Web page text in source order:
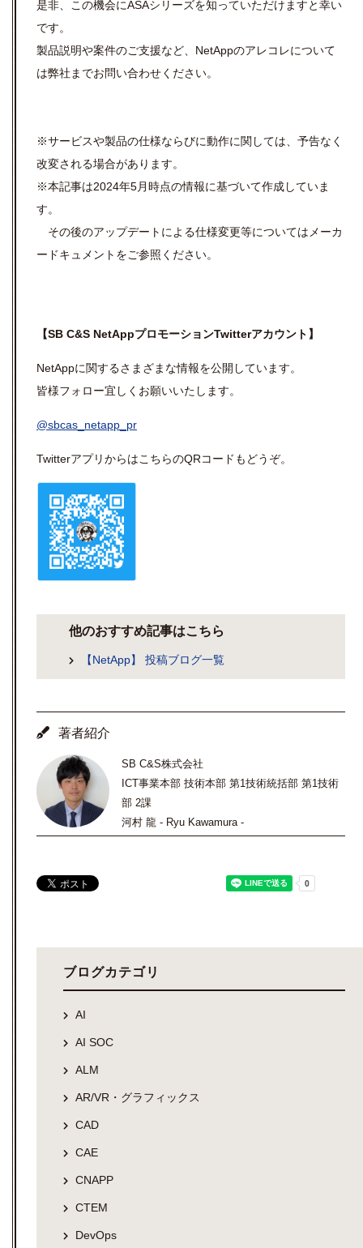
是非、この機会にASAシリーズを知っていただけますと幸い
です。
製品説明や案件のご支援など、NetAppのアレコレについて
は弊社までお問い合わせください。
※サービスや製品の仕様ならびに動作に関しては、 予告なく
改変される場合があります。
※本記事は2024年5月時点の情報に基づいて作成していま
す。
その後のアップデートによる仕様変更等についてはメーカ
ードキュメントをご参照ください。
【SB C&S NetAppプロモーションTwitterアカウント】
NetAppに関するさまざまな情報を公開しています。
皆様フォロー宜しくお願いいたします。
@sbcas_netapp_pr
TwitterアプリからはこちらのQRコードもどうぞ。
他のおすすめ記事はこちら
【NetApp】 投稿ブログ一覧
著者紹介
SB C&S株式会社
ICT事業本部 技術本部 第1技術統括部 第1技術
部 2課
河村 龍 - Ryu Kawamura -
ブログカテゴリ
AI
AI SOC
ALM
AR/VR・グラフィックス
CAD
CAE
CNAPP
CTEM
DevOps